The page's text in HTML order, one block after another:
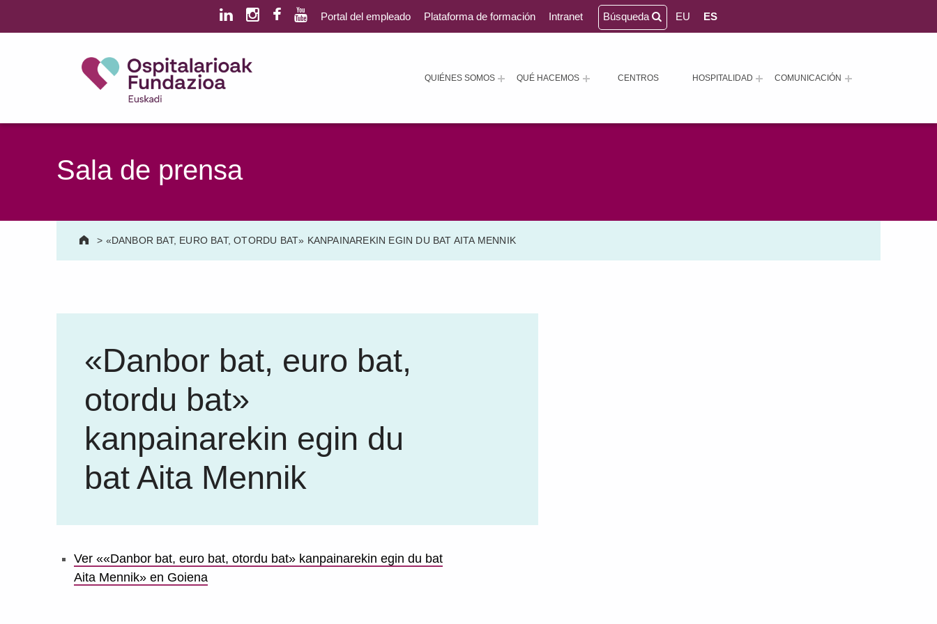
QUIÉNES SOMOS QUÉ HACEMOS CENTROS HOSPITALIDAD COMUNICACIÓN
Portal del empleado Plataforma de formación Intranet Búsqueda EU ES
Sala de prensa
> «DANBOR BAT, EURO BAT, OTORDU BAT» KANPAINAREKIN EGIN DU BAT AITA MENNIK
«Danbor bat, euro bat,
otordu bat»
kanpainarekin egin du
bat Aita Mennik
Ver ««Danbor bat, euro bat, otordu bat» kanpainarekin egin du bat
Aita Mennik» en Goiena